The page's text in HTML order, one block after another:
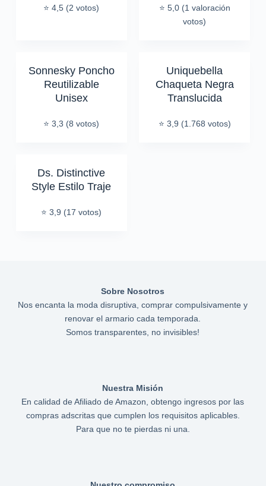
⭐ 4,5 (2 votos)
⭐ 5,0 (1 valoración
votos)
Sonnesky Poncho
Reutilizable
Unisex
⭐ 3,3 (8 votos)
Uniquebella
Chaqueta Negra
Translucida
⭐ 3,9 (1.768 votos)
Ds. Distinctive
Style Estilo Traje
⭐ 3,9 (17 votos)
Sobre Nosotros
Nos encanta la moda disruptiva, comprar compulsivamente y
renovar el armario cada temporada.
Somos transparentes, no invisibles!
Nuestra Misión
En calidad de Afiliado de Amazon, obtengo ingresos por las
compras adscritas que cumplen los requisitos aplicables.
Para que no te pierdas ni una.